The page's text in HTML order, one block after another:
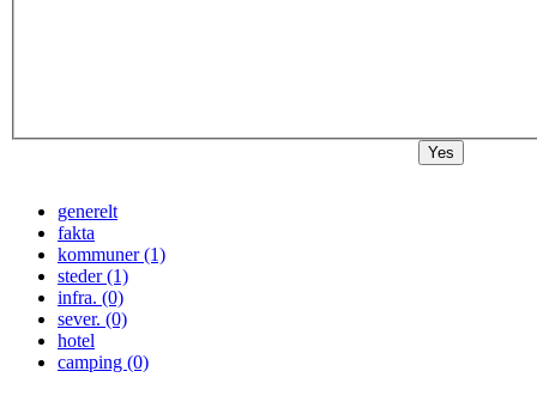
generelt
fakta
kommuner (1)
steder (1)
infra. (0)
sever. (0)
hotel
camping (0)
Yes